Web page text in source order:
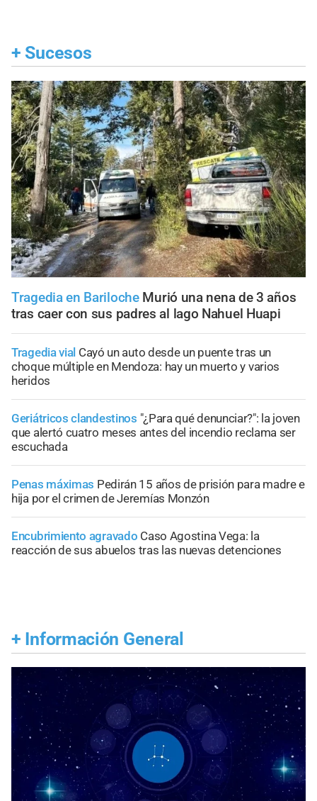
+ Sucesos
Tragedia en Bariloche Murió una nena de 3 años
tras caer con sus padres al lago Nahuel Huapi
Tragedia vial Cayó un auto desde un puente tras un
choque múltiple en Mendoza: hay un muerto y varios
heridos
Geriátricos clandestinos "¿Para qué denunciar?": la joven
que alertó cuatro meses antes del incendio reclama ser
escuchada
Penas máximas Pedirán 15 años de prisión para madre e
hija por el crimen de Jeremías Monzón
Encubrimiento agravado Caso Agostina Vega: la
reacción de sus abuelos tras las nuevas detenciones
+ Información General